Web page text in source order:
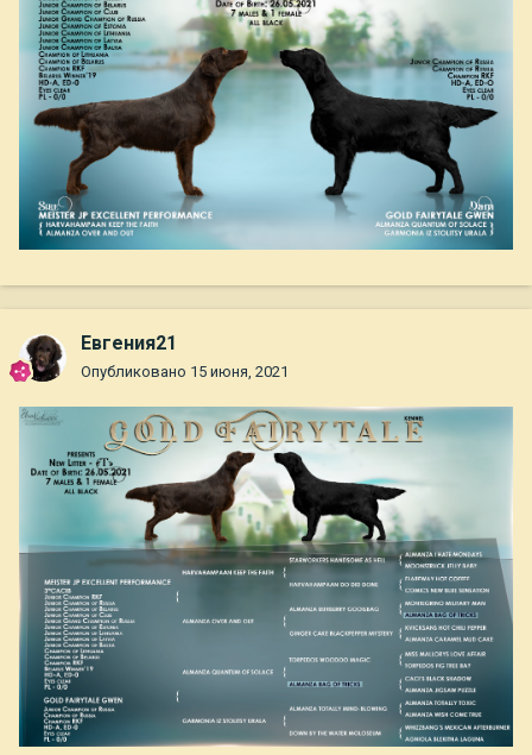
Евгения21
Опубликовано 15 июня, 2021